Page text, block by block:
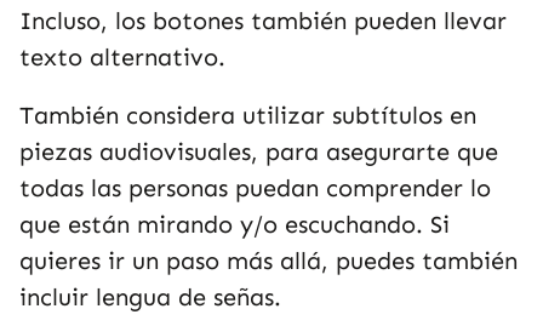
Incluso, los botones también pueden llevar
texto alternativo.
También considera utilizar subtítulos en
piezas audiovisuales, para asegurarte que
todas las personas puedan comprender lo
que están mirando y/o escuchando. Si
quieres ir un paso más allá, puedes también
incluir lengua de señas.